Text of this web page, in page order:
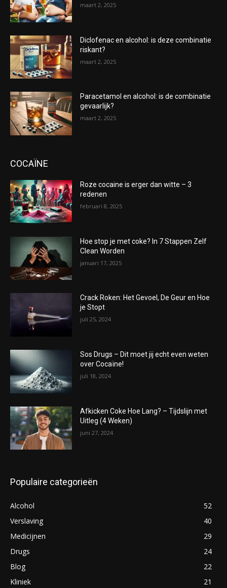
maart 2, 2025
Diclofenac en alcohol: is deze combinatie
riskant?
maart 2, 2025
Paracetamol en alcohol: is de combinatie
gevaarlijk?
maart 2, 2025
COCAÏNE
Roze cocaine is erger dan witte – 3
redenen
februari 8, 2025
Hoe stop je met coke? In 7 Stappen Zelf
Clean Worden
januari 17, 2025
Crack Roken: Het Gevoel, De Geur en Hoe
je Stopt
juli 25, 2024
Sos Drugs – Dit moet jij echt even weten
over Cocaïne!
juli 18, 2024
Afkicken Coke Hoe Lang? – Tijdslijn met
Uitleg (4 Weken)
juni 27, 2024
Populaire categorieën
Alcohol
52
Verslaving
40
Medicijnen
29
Drugs
24
Blog
22
Kliniek
21